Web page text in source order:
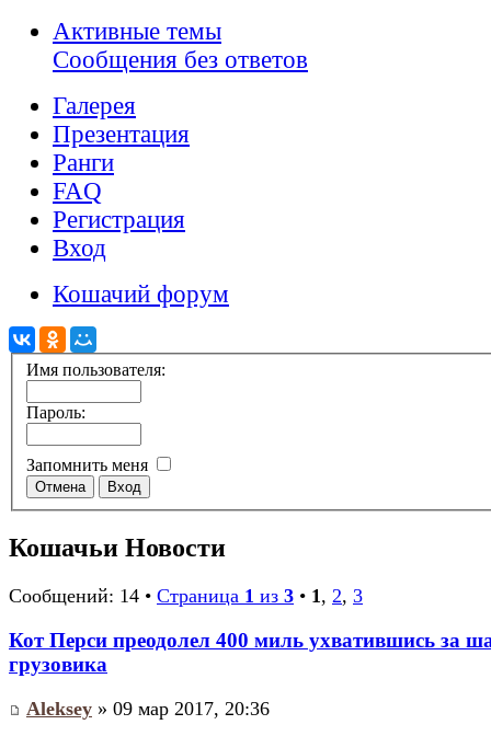
Активные темы
Сообщения без ответов
Галерея
Презентация
Ранги
FAQ
Регистрация
Вход
Кошачий форум
Имя пользователя:
Пароль:
Запомнить меня
Кошачьи Новости
Сообщений: 14 • Страница 1 из 3 • 1, 2, 3
Кот Перси преодолел 400 миль ухватившись за
грузовика
Aleksey » 09 мар 2017, 20:36